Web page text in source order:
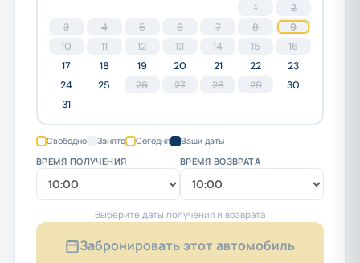
1
2
3
4 5 6 7 8
9
10
11 12 13 14 15
16
17
18 19 20 21 22
23
24
25 26 27 28 29
30
31
Свободно Занято Сегодня Ваши даты
ВРЕМЯ ПОЛУЧЕНИЯ ВРЕМЯ ВОЗВРАТА
Выберите даты получения и возврата
Забронировать этот автомобиль